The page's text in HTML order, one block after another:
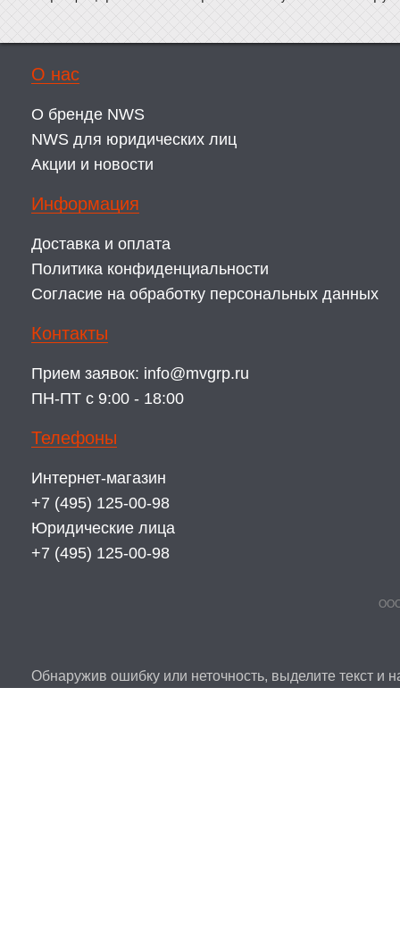
О нас
О бренде NWS
NWS для юридических лиц
Акции и новости
Информация
Доставка и оплата
Политика конфиденциальности
Согласие на обработку персональных данных
Контакты
Прием заявок: info@mvgrp.ru
ПН-ПТ с 9:00 - 18:00
Телефоны
Интернет-магазин
+7 (495) 125-00-98
Юридические лица
+7 (495) 125-00-98
ООО
Обнаружив ошибку или неточность, выделите текст и